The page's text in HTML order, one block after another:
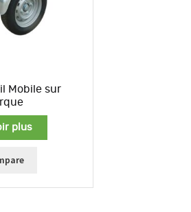
Mobile sur
plus